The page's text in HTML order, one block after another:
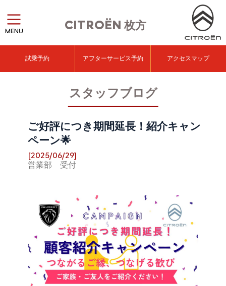
CITROËN 枚方
MENU
試乗予約 アフターサービス予約 アクセスマップ
スタッフブログ
ご好評につき期間延長！紹介キャン
ペーン🌟
[2025/06/29]
営業部 受付